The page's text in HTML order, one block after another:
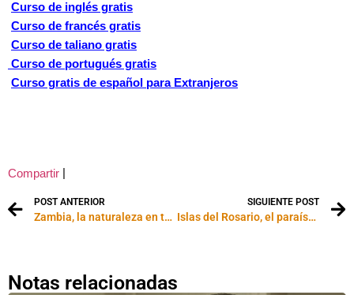
Curso de inglés gratis
Curso de francés gratis
Curso de taliano gratis
Curso de portugués gratis
Curso gratis de español para Extranjeros
Compartir
POST ANTERIOR
Zambia, la naturaleza en todo su esplendor
SIGUIENTE POST
Islas del Rosario, el paraíso al alcance de todos
Notas relacionadas